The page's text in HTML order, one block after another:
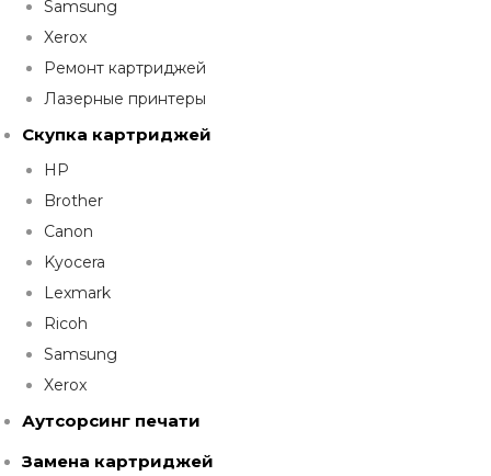
Samsung
Xerox
Ремонт картриджей
Лазерные принтеры
Скупка картриджей
HP
Brother
Canon
Kyocera
Lexmark
Ricoh
Samsung
Xerox
Аутсорсинг печати
Замена картриджей